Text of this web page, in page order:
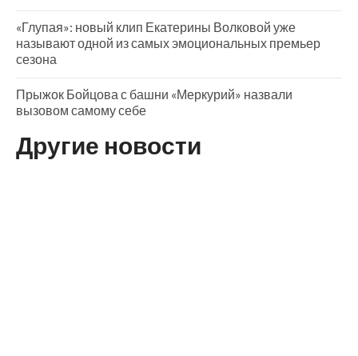
«Глупая»: новый клип Екатерины Волковой уже
называют одной из самых эмоциональных премьер
сезона
Прыжок Бойцова с башни «Меркурий» назвали
вызовом самому себе
Другие новости